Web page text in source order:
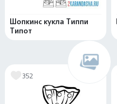
Шопкинс кукла Типпи
Типот
352